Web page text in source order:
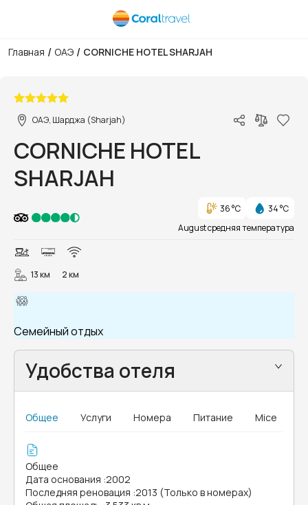
Главная / ОАЭ / CORNICHE HOTEL SHARJAH
ОАЭ, Шарджа (Sharjah)
CORNICHE HOTEL
SHARJAH
36 °C
34 °C
August средняя температура
13 км 2 км
Семейный отдых
Удобства отеля
Общее Услуги Номера Питание Mice
Общее
Дата основания :2002
Последняя реновация :2013 (Только в номерах)